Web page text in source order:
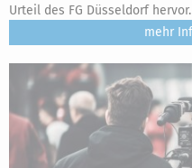
Urteil des FG Düsseldorf hervor.
mehr